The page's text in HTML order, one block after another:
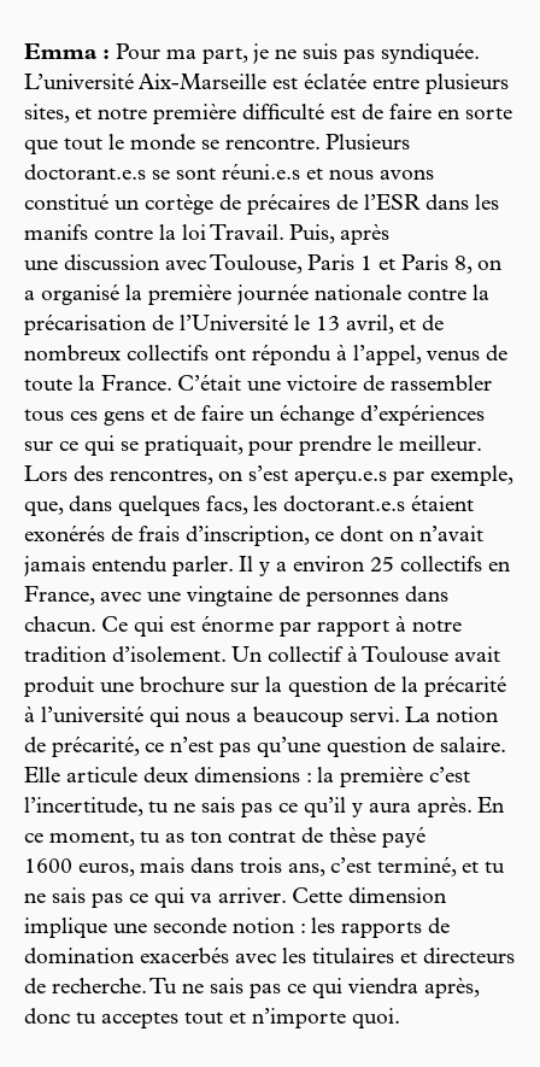
Emma : Pour ma part, je ne suis pas syndiquée.
L’université Aix-Marseille est éclatée entre plusieurs
sites, et notre première difficulté est de faire en sorte
que tout le monde se rencontre. Plusieurs
doctorant.e.s se sont réuni.e.s et nous avons
constitué un cortège de précaires de l’ESR dans les
manifs contre la loi Travail. Puis, après
une discussion avec Toulouse, Paris 1 et Paris 8, on
a organisé la première journée nationale contre la
précarisation de l’Université le 13 avril, et de
nombreux collectifs ont répondu à l’appel, venus de
toute la France. C’était une victoire de rassembler
tous ces gens et de faire un échange d’expériences
sur ce qui se pratiquait, pour prendre le meilleur.
Lors des rencontres, on s’est aperçu.e.s par exemple,
que, dans quelques facs, les doctorant.e.s étaient
exonérés de frais d’inscription, ce dont on n’avait
jamais entendu parler. Il y a environ 25 collectifs en
France, avec une vingtaine de personnes dans
chacun. Ce qui est énorme par rapport à notre
tradition d’isolement. Un collectif à Toulouse avait
produit une brochure sur la question de la précarité
à l’université qui nous a beaucoup servi. La notion
de précarité, ce n’est pas qu’une question de salaire.
Elle articule deux dimensions : la première c’est
l’incertitude, tu ne sais pas ce qu’il y aura après. En
ce moment, tu as ton contrat de thèse payé
1600 euros, mais dans trois ans, c’est terminé, et tu
ne sais pas ce qui va arriver. Cette dimension
implique une seconde notion : les rapports de
domination exacerbés avec les titulaires et directeurs
de recherche. Tu ne sais pas ce qui viendra après,
donc tu acceptes tout et n’importe quoi.